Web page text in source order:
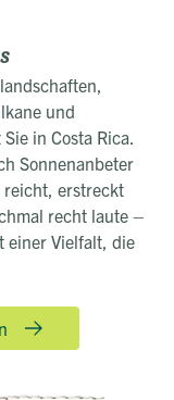
und
in Costa Rica.
Sonnenanbeter
reicht, erstreckt
recht laute –
einer Vielfalt, die